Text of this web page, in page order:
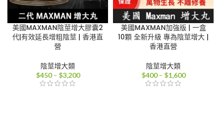
美國MAXMAN陰莖增大膠囊2
代|有效延長增粗陰莖 | 香港直
營
陰莖增大類
$450 – $3,200價
美國MAXMAN加強版 | 一盒
10顆 全新升級 專為陰莖增大 |
香港直營
陰莖增大類
$400 – $1,600價